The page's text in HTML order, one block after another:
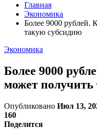
Главная
Экономика
Более 9000 рублей.
такую субсидию
Экономика
Более 9000
может
Опубликовано Июл 13,
160
Поделится